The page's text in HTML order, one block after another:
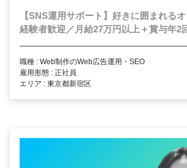
【SNS運用サポート】好きに囲まれる
経験者歓迎／月給27万円以上＋賞与年2
職種 : Web制作のWeb広告運用・SEO
雇用形態 : 正社員
エリア : 東京都新宿区